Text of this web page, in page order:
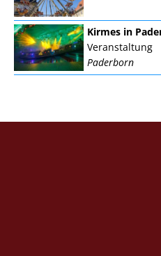
Kirmes in
Veranstaltung
Paderborn